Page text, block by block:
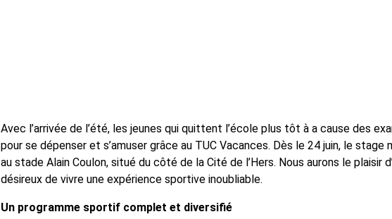
Avec l’arrivée de l’été, les jeunes qui quittent l’école plus tôt à a cause des
pour se dépenser et s’amuser grâce au TUC Vacances. Dès le 24 juin, le
au stade Alain Coulon, situé du côté de la Cité de l’Hers. Nous aurons le
désireux de vivre une expérience sportive inoubliable.
Un programme sportif complet et diversifié